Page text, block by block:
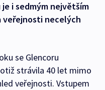
i sedmým největším
veřejnosti necelých
se Glencoru
strávila 40 let mimo
veřejnosti. Vstupem